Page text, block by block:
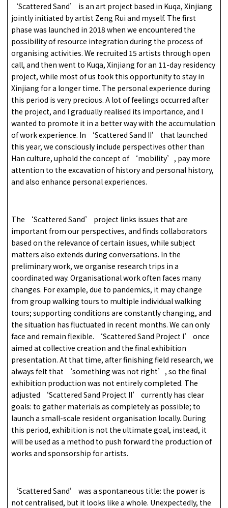
‘Scattered Sand’ is an art project based in Kuqa, Xinjiang
jointly initiated by artist Zeng Rui and myself. The first
phase was launched in 2018 when we encountered the
possibility of resource integration during the process of
organising activities. We recruited 15 artists through open
call, and then went to Kuqa, Xinjiang for an 11-day residency
project, while most of us took this opportunity to stay in
Xinjiang for a longer time. The personal experience during
this period is very precious. A lot of feelings occurred after
the project, and I gradually realised its importance, and I
wanted to promote it in a better way with the accumulation
of work experience. In ‘Scattered Sand II’ that launched
this year, we consciously include perspectives other than
Han culture, uphold the concept of ‘mobility’, pay more
attention to the excavation of history and personal history,
and also enhance personal experiences.
The ‘Scattered Sand’ project links issues that are
important from our perspectives, and finds collaborators
based on the relevance of certain issues, while subject
matters also extends during conversations. In the
preliminary work, we organise research trips in a
coordinated way. Organisational work often faces many
changes. For example, due to pandemics, it may change
from group walking tours to multiple individual walking
tours; supporting conditions are constantly changing, and
the situation has fluctuated in recent months. We can only
face and remain flexible. ‘Scattered Sand Project I’ once
aimed at collective creation and the final exhibition
presentation. At that time, after finishing field research, we
always felt that ‘something was not right’, so the final
exhibition production was not entirely completed. The
adjusted ‘Scattered Sand Project II’ currently has clear
goals: to gather materials as completely as possible; to
launch a small-scale resident organisation locally. During
this period, exhibition is not the ultimate goal, instead, it
will be used as a method to push forward the production of
works and sponsorship for artists.
‘Scattered Sand’ was a spontaneous title: the power is
not centralised, but it looks like a whole. Unexpectedly, the